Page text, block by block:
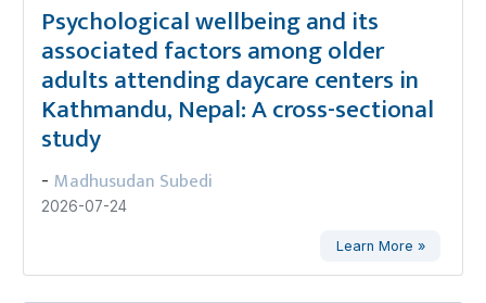
Psychological wellbeing and its
associated factors among older
adults attending daycare centers in
Kathmandu, Nepal: A cross-sectional
study
- Madhusudan Subedi
2026-07-24
Learn More »